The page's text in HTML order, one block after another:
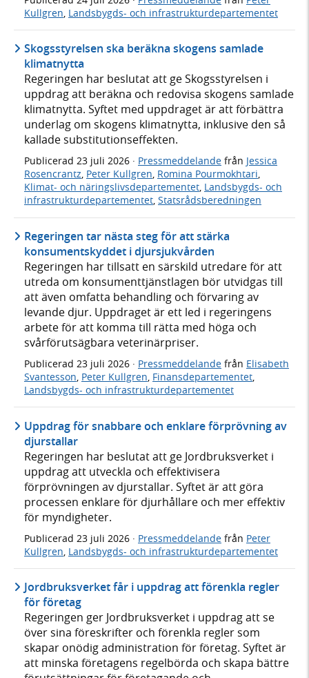
Kullgren Landsbygds- och infrastrukturdepartementet
Skogsstyrelsen ska beräkna skogens samlade
klimatnytta
Regeringen har beslutat att ge Skogsstyrelsen i
uppdrag att beräkna och redovisa skogens samlade
klimatnytta. Syftet med uppdraget är att förbättra
underlag om skogens klimatnytta, inklusive den så
kallade substitutionseffekten.
Publicerad 23 juli 2026 · Pressmeddelande från Jessica
Rosencrantz, Peter Kullgren, Romina Pourmokhtari,
Klimat- och näringslivsdepartementet, Landsbygds- och
infrastrukturdepartementet, Statsrådsberedningen
Regeringen tar nästa steg för att stärka
konsumentskyddet i djursjukvården
Regeringen har tillsatt en särskild utredare för att
utreda om konsumenttjänstlagen bör utvidgas till
att även omfatta behandling och förvaring av
levande djur. Uppdraget är ett led i regeringens
arbete för att komma till rätta med höga och
svårförutsägbara veterinärpriser.
Publicerad 23 juli 2026 · Pressmeddelande från Elisabeth
Svantesson, Peter Kullgren, Finansdepartementet,
Landsbygds- och infrastrukturdepartementet
Uppdrag för snabbare och enklare förprövning av
djurstallar
Regeringen har beslutat att ge Jordbruksverket i
uppdrag att utveckla och effektivisera
förprövningen av djurstallar. Syftet är att göra
processen enklare för djurhållare och mer effektiv
för myndigheter.
Publicerad 23 juli 2026 · Pressmeddelande från Peter
Kullgren Landsbygds- och infrastrukturdepartementet
Jordbruksverket får i uppdrag att förenkla regler
för företag
Regeringen ger Jordbruksverket i uppdrag att se
över sina föreskrifter och förenkla regler som
skapar onödig administration för företag. Syftet är
att minska företagens regelbörda och skapa bättre